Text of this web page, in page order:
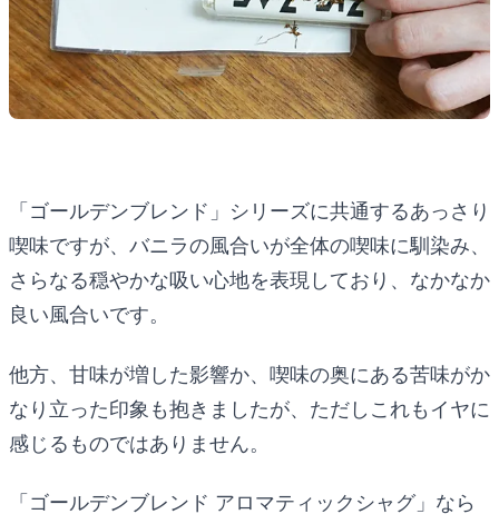
「ゴールデンブレンド」シリーズに共通するあっさり
喫味ですが、バニラの風合いが全体の喫味に馴染み、
さらなる穏やかな吸い心地を表現しており、なかなか
良い風合いです。
他方、甘味が増した影響か、喫味の奥にある苦味がか
なり立った印象も抱きましたが、ただしこれもイヤに
感じるものではありません。
「ゴールデンブレンド アロマティックシャグ」なら